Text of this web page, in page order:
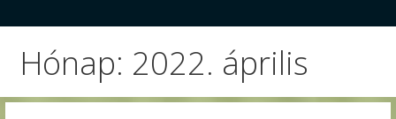
Hónap: 2022. április